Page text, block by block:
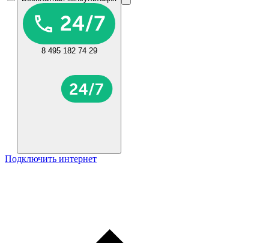
8 495 182 74 29
Подключить интернет